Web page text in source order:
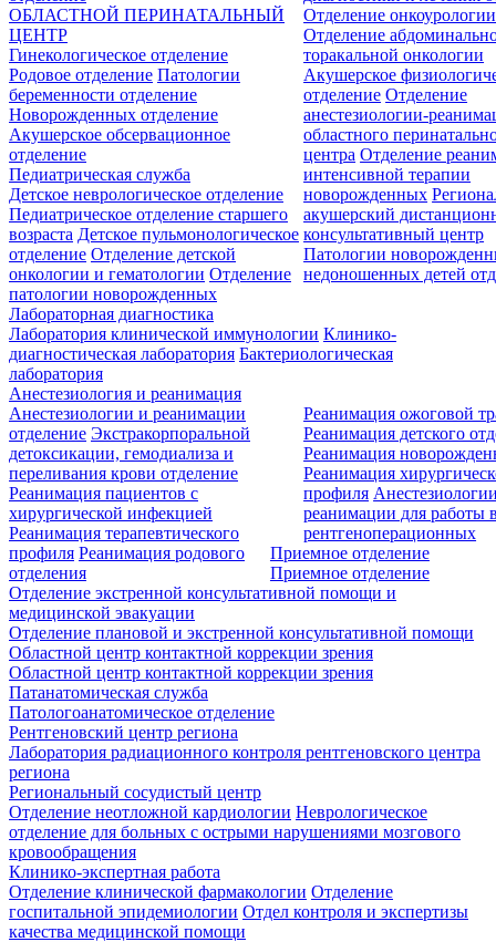
Отделение онкоурологии
Отделение
торакальной онкологии
ОБЛАСТНОЙ ПЕРИНАТАЛЬНЫЙ
ЦЕНТР
Гинекологическое отделение
Родовое отделение Патологии
беременности отделение
Новорожденных отделение
Акушерское обсервационное
отделение
Акушерское
отделение Отделение
анестезиологии-
областного
центра Отделение
интенсивной терапии
новорожденных
акушерский
консультативный центр
Патологии
недоношенных детей
Педиатрическая служба
Детское неврологическое отделение
Педиатрическое отделение старшего
возраста Детское пульмонологическое
отделение Отделение детской
онкологии и гематологии Отделение
патологии новорожденных
Лабораторная диагностика
Лаборатория клинической иммунологии Клинико-
диагностическая лаборатория Бактериологическая
лаборатория
Анестезиология и реанимация
Анестезиологии и реанимации
отделение Экстракорпоральной
детоксикации, гемодиализа и
переливания крови отделение
Реанимация пациентов с
хирургической инфекцией
Реанимация терапевтического
профиля Реанимация родового
отделения
Реанимация ожоговой
Реанимация детского
Реанимация
Реанимация
профиля
реанимации для работы
рентгеноперационных
Приемное отделение
Приемное отделение
Отделение экстренной консультативной помощи и
медицинской эвакуации
Отделение плановой и экстренной консультативной помощи
Областной центр контактной коррекции зрения
Областной центр контактной коррекции зрения
Патанатомическая служба
Патологоанатомическое отделение
Рентгеновский центр региона
Лаборатория радиационного контроля рентгеновского центра
региона
Региональный сосудистый центр
Отделение неотложной кардиологии Неврологическое
отделение для больных с острыми нарушениями мозгового
кровообращения
Клинико-экспертная работа
Отделение клинической фармакологии Отделение
госпитальной эпидемиологии Отдел контроля и экспертизы
качества медицинской помощи